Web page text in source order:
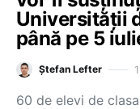
Universității
până pe 5
Ștefan Lefter
60 de elevi de